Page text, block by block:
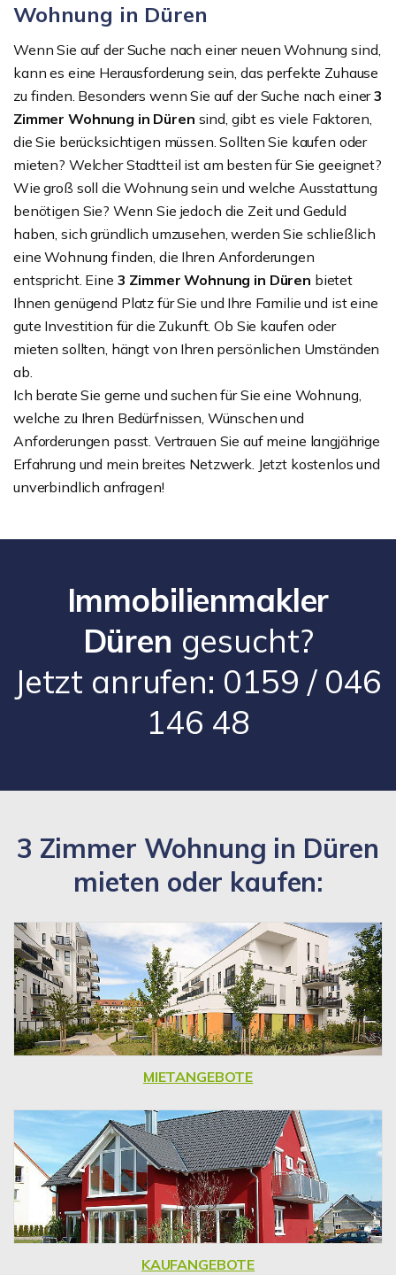
Wohnung in Düren
Wenn Sie auf der Suche nach einer neuen Wohnung sind,
kann es eine Herausforderung sein, das perfekte Zuhause
zu finden. Besonders wenn Sie auf der Suche nach einer3
Zimmer Wohnung in Düren sind, gibt es viele Faktoren,
die Sie berücksichtigen müssen. Sollten Sie kaufen oder
mieten? Welcher Stadtteil ist am besten für Sie geeignet?
Wie groß soll die Wohnung sein und welche Ausstattung
benötigen Sie? Wenn Sie jedoch die Zeit und Geduld
haben, sich gründlich umzusehen, werden Sie schließlich
eine Wohnung finden, die Ihren Anforderungen
entspricht. Eine 3 Zimmer Wohnung in Düren bietet
Ihnen genügend Platz für Sie und Ihre Familie und ist eine
gute Investition für die Zukunft. Ob Sie kaufen oder
mieten sollten, hängt von Ihren persönlichen Umständen
ab.
Ich berate Sie gerne und suchen für Sie eine Wohnung,
welche zu Ihren Bedürfnissen, Wünschen und
Anforderungen passt. Vertrauen Sie auf meine langjährige
Erfahrung und mein breites Netzwerk. Jetzt kostenlos und
unverbindlich anfragen!
Immobilienmakler
Düren gesucht?
Jetzt anrufen: 0159 / 046
146 48
3 Zimmer Wohnung in Düren
mieten oder kaufen:
MIETANGEBOTE
KAUFANGEBOTE